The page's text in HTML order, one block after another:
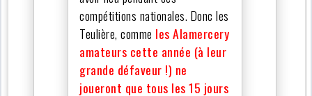
compétitions nationales. Donc les
Teulière, comme les Alamercery
amateurs cette année (à leur
grande défaveur !) ne
joueront que tous les 15 jours